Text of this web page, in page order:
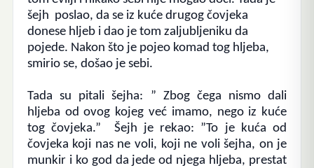
šejh poslao, da se iz kuće drugog čovjeka
donese hljeb i dao je tom zaljubljeniku da
pojede. Nakon što je pojeo komad tog hljeba,
smirio se, došao je sebi.
Tada su pitali šejha: ” Zbog čega nismo dali
hljeba od ovog kojeg već imamo, nego iz kuće
tog čovjeka.” Šejh je rekao: ”To je kuća od
čovjeka koji nas ne voli, koji ne voli šejha, on je
munkir i ko god da jede od njega hljeba, prestat